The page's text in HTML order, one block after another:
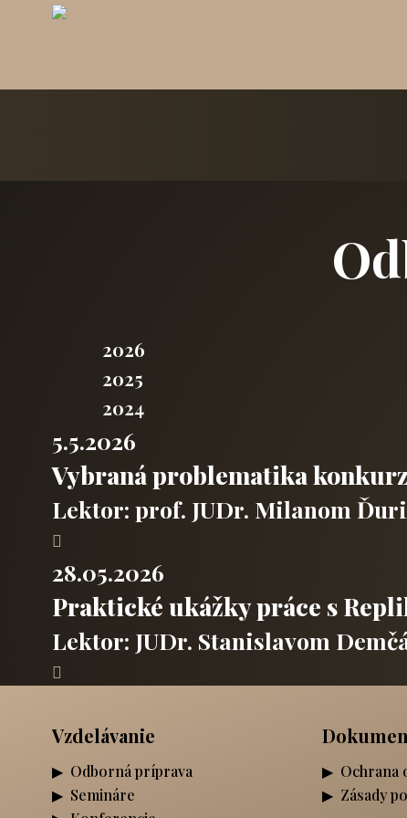
2026
2025
2024
5.5.2026
Vybraná problematika
Lektor: prof. JUDr. Milanom
28.05.2026
Praktické ukážky práce s
Lektor: JUDr. Stanislavom
Vzdelávanie
Odborná príprava
Semináre
Ochrana
Zásady